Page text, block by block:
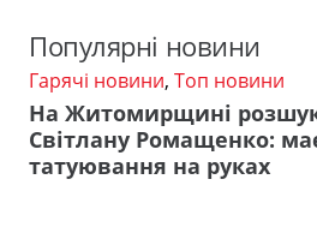
Популярні новини
Гарячі новини, Топ новини
На Житомирщині
Світлану Ромащенко:
татуювання на руках